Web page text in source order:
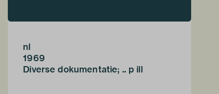
nl
1969
Diverse dokumentatie; .. p ill